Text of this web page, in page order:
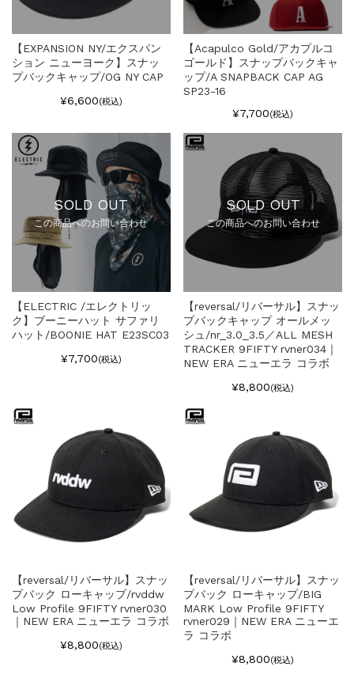
【EXPANSION NY/エクスパン
ション ニューヨーク】スナッ
プバックキャップ/OG NY CAP
¥6,600(税込)
【Acapulco Gold/アカプルコ
ゴールド】スナップバックキャ
ップ/A SNAPBACK CAP AG
SP23-16
¥7,700(税込)
SOLD OUT
この商品へのお問い合わせ
【ELECTRIC /エレクトリッ
ク】ブーニーハット サファリ
ハット/BOONIE HAT E23SC03
¥7,700(税込)
SOLD OUT
この商品へのお問い合わせ
【reversal/リバーサル】スナッ
プバックキャップ オールメッ
シュ/nr_3.0_3.5／ALL MESH
TRACKER 9FIFTY rvner034｜
NEW ERA ニューエラ コラボ
¥8,800(税込)
【reversal/リバーサル】スナッ
プバック ローキャップ/rvddw
Low Profile 9FIFTY rvner030
｜NEW ERA ニューエラ コラボ
¥8,800(税込)
【reversal/リバーサル】スナッ
プバック ローキャップ/BIG
MARK Low Profile 9FIFTY
rvner029｜NEW ERA ニューエ
ラ コラボ
¥8,800(税込)